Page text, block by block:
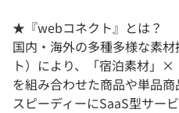
★『webコネクト』とは？
国内・海外の多種多様な素
ト）により、「宿泊素材」
を組み合わせた商品や単品
スピーディーにSaaS型サービ